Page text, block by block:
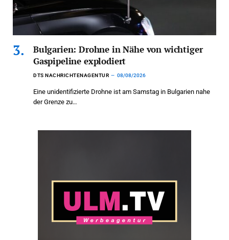
Bulgarien: Drohne in Nähe von wichtiger
Gaspipeline explodiert
DTS NACHRICHTENAGENTUR 08/08/2026
Eine unidentifizierte Drohne ist am Samstag in Bulgarien nahe
der Grenze zu…